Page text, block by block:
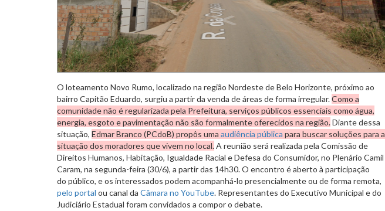
O loteamento Novo Rumo, localizado na região Nordeste de Belo Horizonte, próximo ao
bairro Capitão Eduardo, surgiu a partir da venda de áreas de forma irregular.Como a
comunidade não é regularizada pela Prefeitura, serviços públicos essenciais como água,
energia, esgoto e pavimentação não são formalmente oferecidos na região.Diante dessa
situação, Edmar Branco (PCdoB) propôs uma audiência pública para buscar soluções para a
situação dos moradores que vivem no local.A reunião será realizada pela Comissão de
Direitos Humanos, Habitação, Igualdade Racial e Defesa do Consumidor, no Plenário Camil
Caram, na segunda-feira (30/6), a partir das 14h30. O encontro é aberto à participação
do público, e os interessados podem acompanhá-lo presencialmente ou de forma remota,
pelo portal ou canal da Câmara no YouTube. Representantes do Executivo Municipal e do
Judiciário Estadual foram convidados a compor o debate.